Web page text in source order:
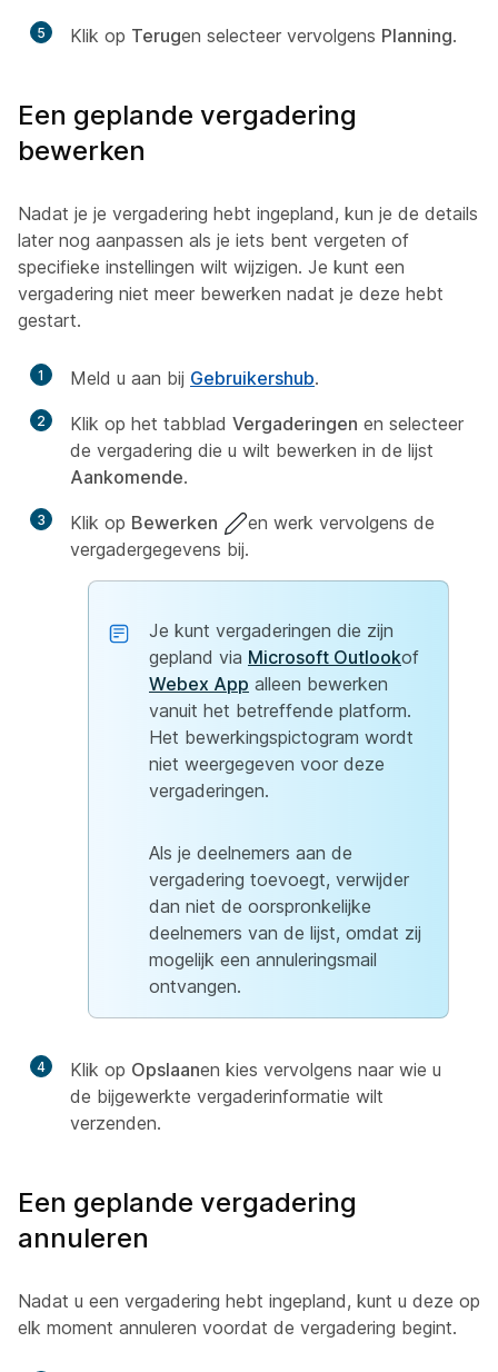
5 Klik op Terugen selecteer vervolgens Planning.
Een geplande vergadering
bewerken
Nadat je je vergadering hebt ingepland, kun je de details
later nog aanpassen als je iets bent vergeten of
specifieke instellingen wilt wijzigen. Je kunt een
vergadering niet meer bewerken nadat je deze hebt
gestart.
1 Meld u aan bij Gebruikershub.
2 Klik op het tabblad Vergaderingen en selecteer
de vergadering die u wilt bewerken in de lijst
Aankomende.
3 Klik op Bewerken
en werk vervolgens de
vergadergegevens bij.
Je kunt vergaderingen die zijn
gepland via Microsoft Outlookof
Webex App alleen bewerken
vanuit het betreffende platform.
Het bewerkingspictogram wordt
niet weergegeven voor deze
vergaderingen.
Als je deelnemers aan de
vergadering toevoegt, verwijder
dan niet de oorspronkelijke
deelnemers van de lijst, omdat zij
mogelijk een annuleringsmail
ontvangen.
4 Klik op Opslaanen kies vervolgens naar wie u
de bijgewerkte vergaderinformatie wilt
verzenden.
Een geplande vergadering
annuleren
Nadat u een vergadering hebt ingepland, kunt u deze op
elk moment annuleren voordat de vergadering begint.